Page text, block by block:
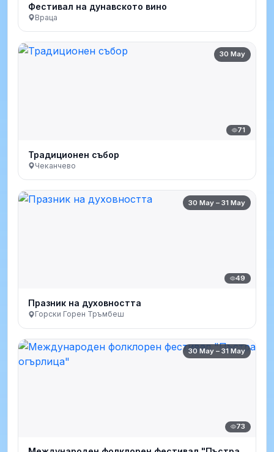
Фестивал на дунавското вино
Враца
30 May
71
Традиционен събор
Чеканчево
30 May – 31 May
49
Празник на духовността
Горски Горен Тръмбеш
30 May – 31 May
73